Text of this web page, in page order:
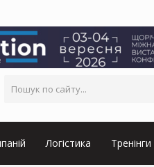
Логістика Тренінги